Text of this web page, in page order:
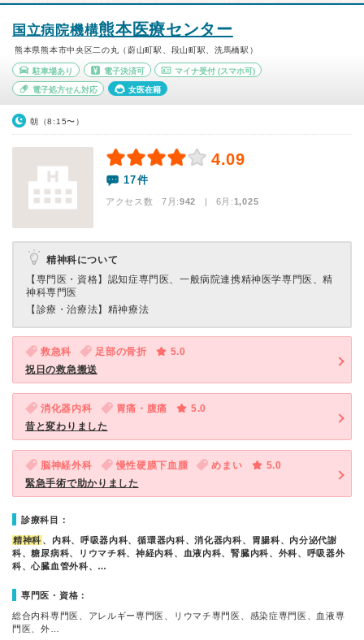
国立病院機構熊本医療センター
熊本県熊本市中央区二の丸（蔚山町駅、段山町駅、洗馬橋駅）
駐車場あり 電子決済可 マイナ受付 (スマホ可)
電子処方せん対応 女医在籍
朝（8:15〜）
4.09
17件
アクセス数 7月:942 | 6月:1,025
精神科について
【専門医・資格】 認知症専門医、一般病院連携精神医学専門医、精
神科専門医
【診療・治療法】 精神療法
救急科 足部の骨折
5.0
祝日の救急搬送
消化器内科 胃痛・腹痛
5.0
昔と変わりました
脳神経外科 慢性硬膜下血腫 めまい
5.0
緊急手術で助かりました
診療科目：
精神科 、内科、呼吸器内科、循環器内科、消化器内科、胃腸科、内分泌代謝
科、糖尿病科、リウマチ科、神経内科、血液内科、腎臓内科、外科、呼吸器外
科、心臓血管外科、…
専門医・資格：
総合内科専門医、アレルギー専門医、リウマチ専門医、感染症専門医、血液専
門医、外…